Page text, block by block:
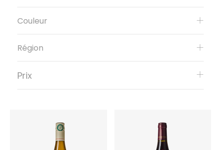
Couleur
Région
Prix